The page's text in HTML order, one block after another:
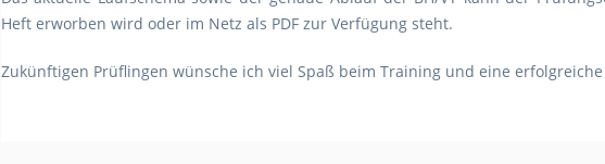
Heft erworben wird oder im Netz als PDF zur Verfügung steht.
Zukünftigen Prüflingen wünsche ich viel Spaß beim Training und eine